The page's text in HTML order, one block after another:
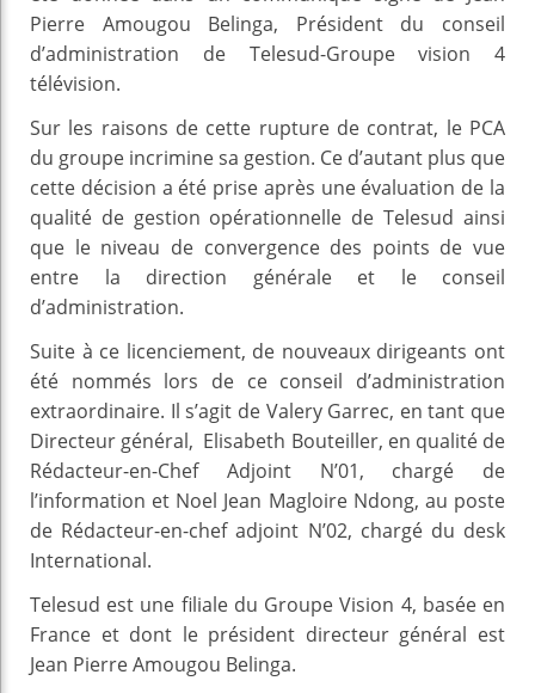
Pierre Amougou Belinga, Président du conseil
d’administration de Telesud-Groupe vision 4
télévision.
Sur les raisons de cette rupture de contrat, le PCA
du groupe incrimine sa gestion. Ce d’autant plus que
cette décision a été prise après une évaluation de la
qualité de gestion opérationnelle de Telesud ainsi
que le niveau de convergence des points de vue
entre la direction générale et le conseil
d’administration.
Suite à ce licenciement, de nouveaux dirigeants ont
été nommés lors de ce conseil d’administration
extraordinaire. Il s’agit de Valery Garrec, en tant que
Directeur général, Elisabeth Bouteiller, en qualité de
Rédacteur-en-Chef Adjoint N’01, chargé de
l’information et Noel Jean Magloire Ndong, au poste
de Rédacteur-en-chef adjoint N’02, chargé du desk
International.
Telesud est une filiale du Groupe Vision 4, basée en
France et dont le président directeur général est
Jean Pierre Amougou Belinga.